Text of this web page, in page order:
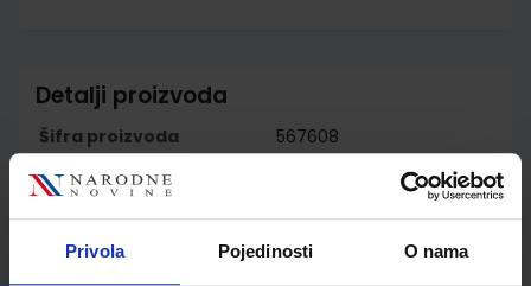
Privola Pojedinosti O nama
Detalji proizvoda
Šifra proizvoda
567608
Nakladnik
PROFIL KLETT d.o.o.
Licastro Vilagrasa